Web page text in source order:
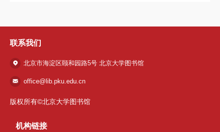
联系我们
北京市海淀区颐和园路5号 北京大学图书馆
office@lib.pku.edu.cn
版权所有©北京大学图书馆
机构链接